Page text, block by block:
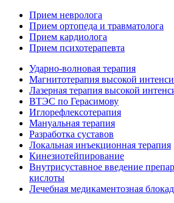
Прием невролога
Прием ортопеда и травматолога
Прием кардиолога
Прием психотерапевта
Ударно-волновая терапия
Магнитотерапия высокой
Лазерная терапия высокой
ВТЭС по Герасимову
Иглорефлексотерапия
Мануальная терапия
Разработка суставов
Локальная инъекционная терапия
Кинезиотейпирование
Внутрисуставное введение
кислоты
Лечебная медикаментозная